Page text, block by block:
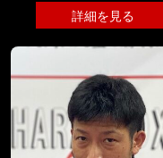
詳細を見る